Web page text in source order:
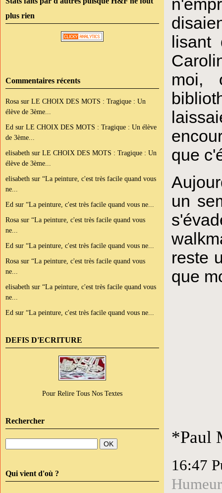
plus rien
Commentaires récents
Rosa sur LE CHOIX DES MOTS : Tragique : Un
élève de 3ème...
Ed sur LE CHOIX DES MOTS : Tragique : Un élève
de 3ème...
elisabeth sur LE CHOIX DES MOTS : Tragique : Un
élève de 3ème...
elisabeth sur “La peinture, c'est très facile quand vous
ne...
Ed sur “La peinture, c'est très facile quand vous ne...
Rosa sur “La peinture, c'est très facile quand vous
ne...
Ed sur “La peinture, c'est très facile quand vous ne...
Rosa sur “La peinture, c'est très facile quand vous
ne...
elisabeth sur “La peinture, c'est très facile quand vous
ne...
Ed sur “La peinture, c'est très facile quand vous ne...
DEFIS D'ECRITURE
Pour Relire Tous Nos Textes
Rechercher
Qui vient d'où ?
moi,
que
un
reste
que
*Paul
16:47